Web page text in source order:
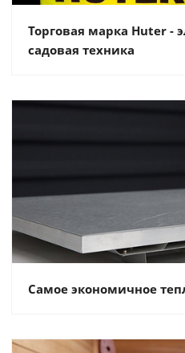
Торговая марка Huter -
садовая техника
Самое экономичное